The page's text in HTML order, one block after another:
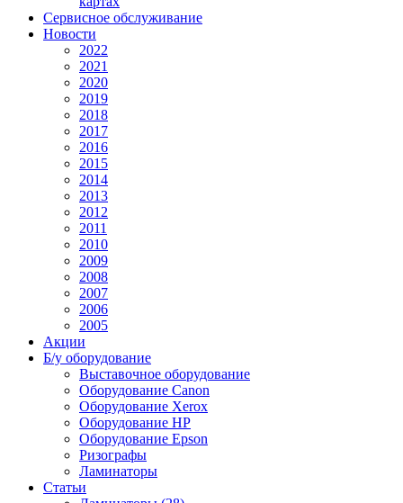
Сервисное обслуживание
Новости
2022
2021
2020
2019
2018
2017
2016
2015
2014
2013
2012
2011
2010
2009
2008
2007
2006
2005
Акции
Б/у оборудование
Выставочное оборудование
Оборудование Canon
Оборудование Xerox
Оборудование HP
Оборудование Epson
Ризографы
Ламинаторы
Статьи